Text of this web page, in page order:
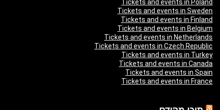
Tickets and events in Poland
Tickets and events in Sweden
Tickets and events in Finland
Tickets and events in Belgium
Tickets and events in Netherlands
Tickets and events in Czech Republic
Tickets and events in Turkey
Tickets and events in Canada
Tickets and events in Spain
Tickets and events in France